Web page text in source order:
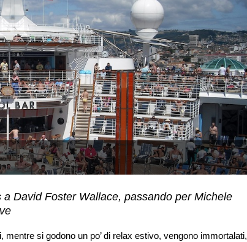
David Foster Wallace, passando per Michele
si godono un po’ di relax estivo, vengono immortalati,